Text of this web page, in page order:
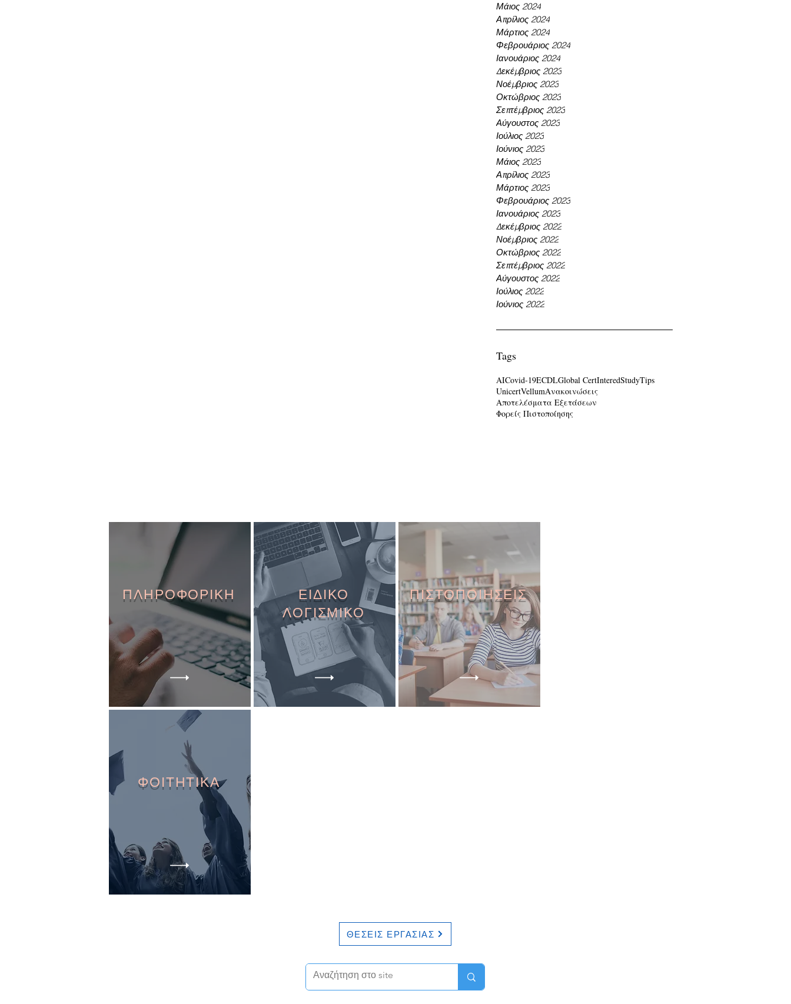
Μάιος 2024
Απρίλιος 2024
Μάρτιος 2024
Φεβρουάριος 2024
Ιανουάριος 2024
Δεκέμβριος 2023
Νοέμβριος 2023
Οκτώβριος 2023
Σεπτέμβριος 2023
Αύγουστος 2023
Ιούλιος 2023
Ιούνιος 2023
Μάιος 2023
Απρίλιος 2023
Μάρτιος 2023
Φεβρουάριος 2023
Ιανουάριος 2023
Δεκέμβριος 2022
Νοέμβριος 2022
Οκτώβριος 2022
Σεπτέμβριος 2022
Αύγουστος 2022
Ιούλιος 2022
Ιούνιος 2022
Tags
AICovid-19ECDLGlobal CertInteredStudyTips
UnicertVellumΑνακοινώσεις
Αποτελέσματα Εξετάσεων
Φορείς Πιστοποίησης
ΠΛΗΡΟΦΟΡΙΚΗ
ΕΙΔΙΚΟ
ΛΟΓΙΣΜΙΚΟ
ΠΙΣΤΟΠΟΙΗΣΕΙΣ
ΦΟΙΤΗΤΙΚΑ
ΘΕΣΕΙΣ ΕΡΓΑΣΙΑΣ